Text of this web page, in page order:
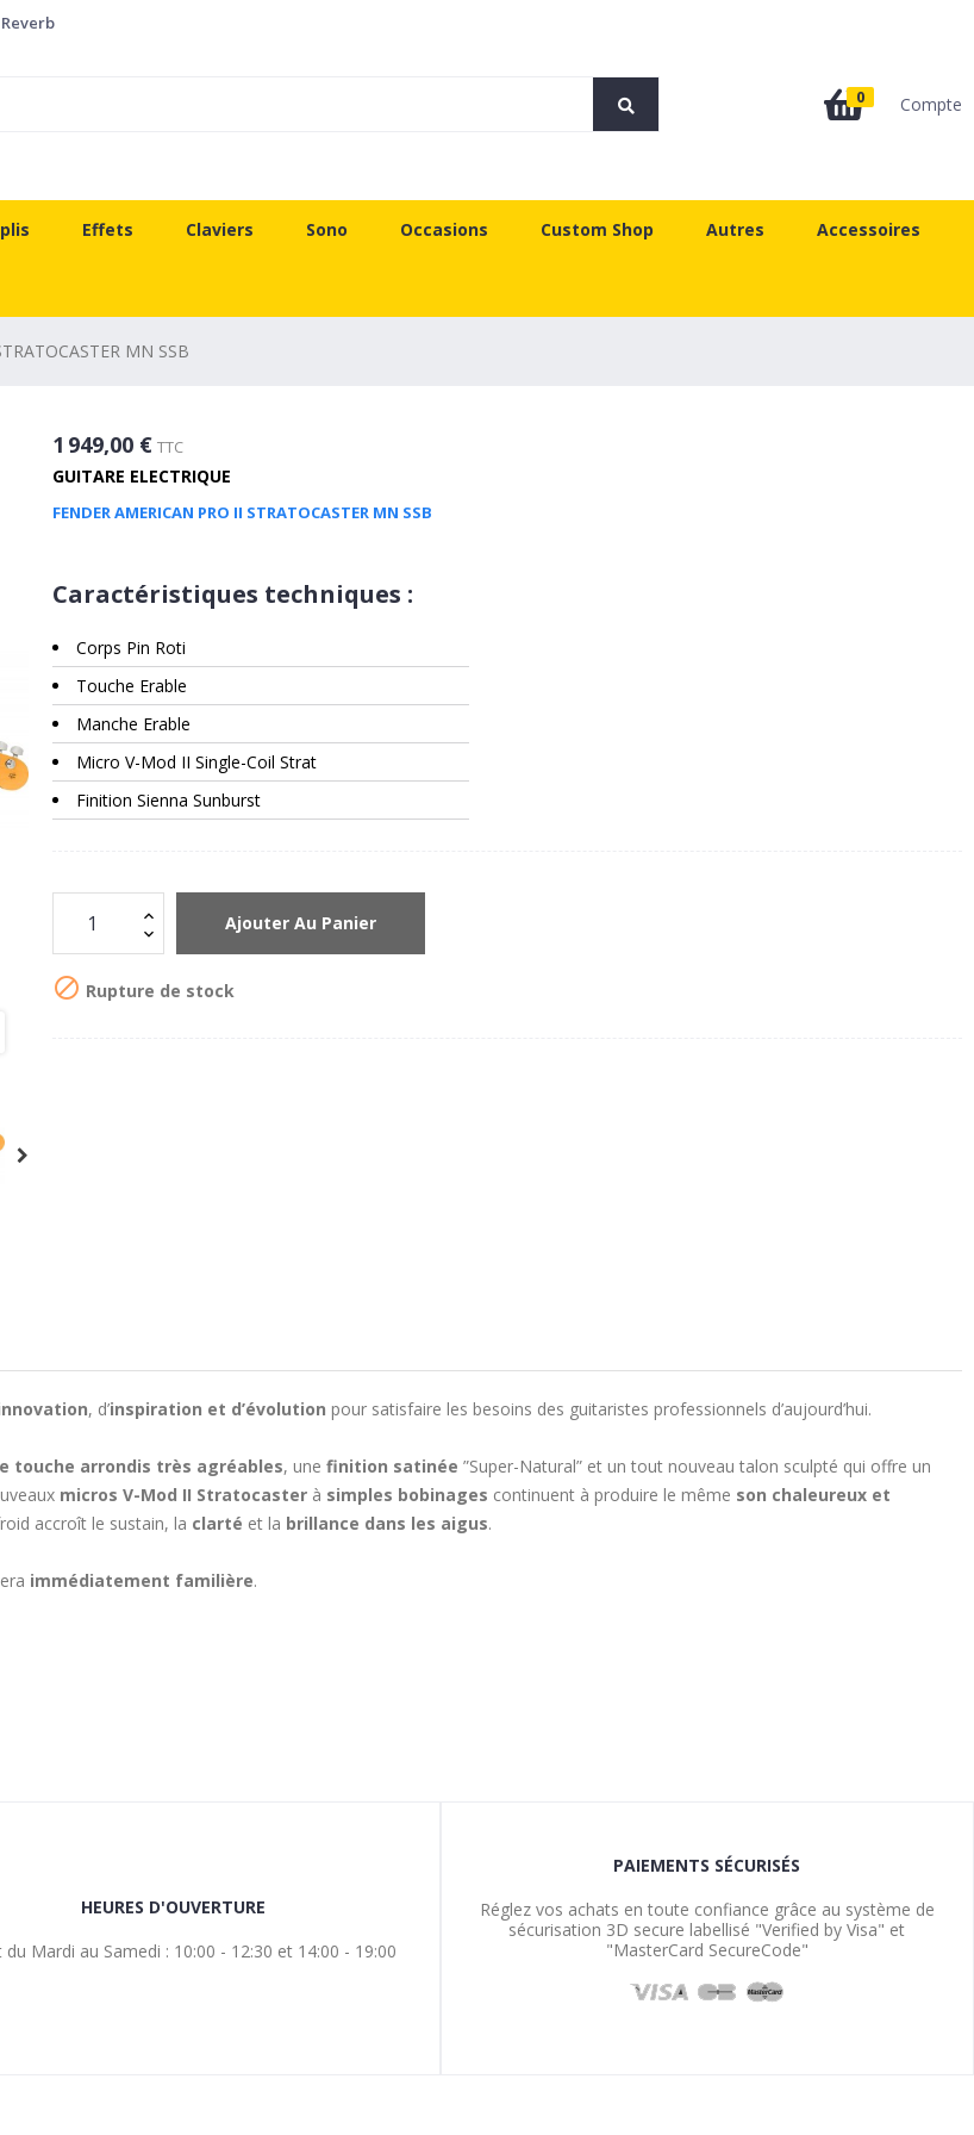
Reverb
0 Compte
Effets Claviers Sono Occasions Custom Shop Autres Accessoires
MN SSB
1 949,00 € TTC
GUITARE ELECTRIQUE
FENDER AMERICAN PRO II STRATOCASTER MN SSB
Caractéristiques techniques :
Corps Pin Roti
Touche Erable
Manche Erable
Micro V-Mod II Single-Coil Strat
Finition Sienna Sunburst
Ajouter Au Panier
 Rupture de stock
, d’inspiration et d’évolution pour satisfaire les besoins des guitaristes professionnels d’aujourd’hui.
touche arrondis très agréables, une finition satinée ”Super-Natural” et un tout nouveau talon sculpté qui offre un
micros V-Mod II Stratocaster à simples bobinages continuent à produire le même son chaleureux et
accroît le sustain, la clarté et la brillance dans les aigus.
immédiatement familière.
HEURES D'OUVERTURE
du Mardi au Samedi : 10:00 - 12:30 et 14:00 - 19:00
PAIEMENTS SÉCURISÉS
Réglez vos achats en toute confiance grâce au système de
sécurisation 3D secure labellisé "Verified by Visa" et
"MasterCard SecureCode"